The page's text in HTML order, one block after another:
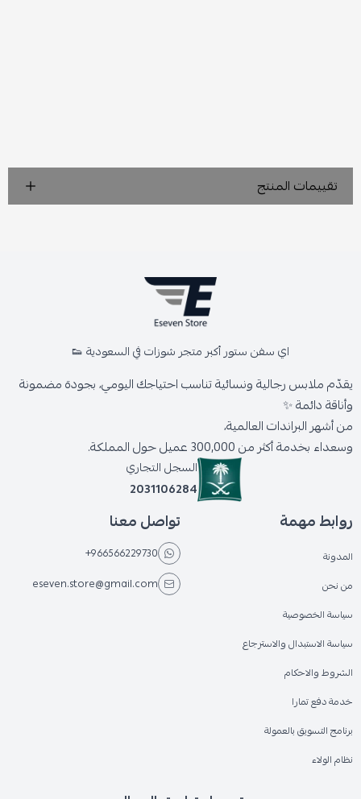
تقييمات المنتج
اي سفن ستور أكبر متجر شوزات في السعودية 👟
يقدّم ملابس رجالية ونسائية تناسب احتياجك اليومي، بجودة مضمونة
وأناقة دائمة ✨
من أشهر البراندات العالمية،
وسعداء بخدمة أكثر من 300,000 عميل حول المملكة.
السجل التجاري
2031106284
روابط مهمة
المدونة
من نحن
سياسة الخصوصية
سياسة الاستبدال والاسترجاع
الشروط والاحكام
خدمة دفع تمارا
برنامج التسويق بالعمولة
نظام الولاء
تواصل معنا
+966566229730
eseven.store@gmail.com